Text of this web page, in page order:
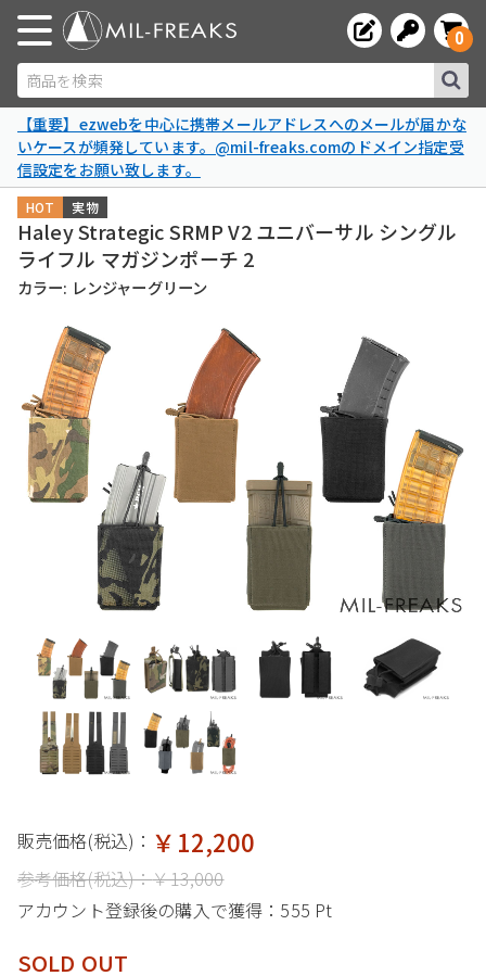
商品を検索
0
【重要】ezwebを中心に携帯メールアドレスへのメールが届かな
いケースが頻発しています。@mil-freaks.comのドメイン指定受
信設定をお願い致します。
実物
HOT
Haley Strategic SRMP V2 ユニバーサル シングル
ライフル マガジンポーチ 2
カラー: レンジャーグリーン
販売価格(税込)： ￥12,200
参考価格(税込)：￥13,000
アカウント登録後の購入で獲得： 555 Pt
SOLD OUT